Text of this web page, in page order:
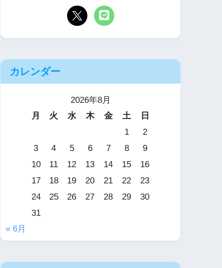
カレンダー
2026年8月
月
火 水 木 金 土
日
1
2
3
4 5 6 7 8
9
10
11 12 13 14 15
16
17
18 19 20 21 22
23
24
25 26 27 28 29
30
31
« 6月